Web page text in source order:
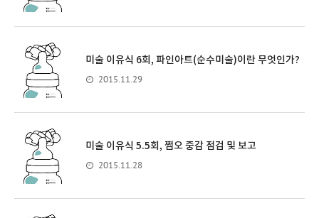
미술 이유식 6회, 파인아트(순수미술)이란 무엇인가?
2015.11.29
미술 이유식 5.5회, 쩜오 중감 점검 및 보고
2015.11.28